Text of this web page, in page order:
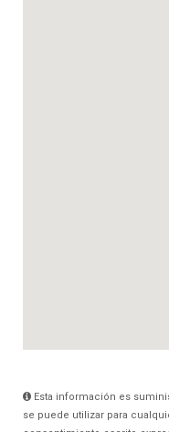
Esta información es
se puede utilizar para